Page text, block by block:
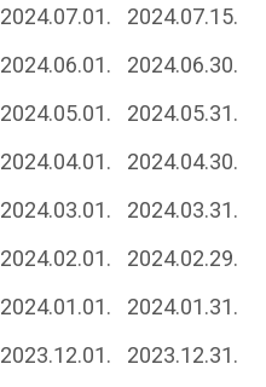
2024.07.01.
2024.07.15.
2024.06.01.
2024.06.30.
2024.05.01.
2024.05.31.
2024.04.01.
2024.04.30.
2024.03.01.
2024.03.31.
2024.02.01.
2024.02.29.
2024.01.01.
2024.01.31.
2023.12.01.
2023.12.31.